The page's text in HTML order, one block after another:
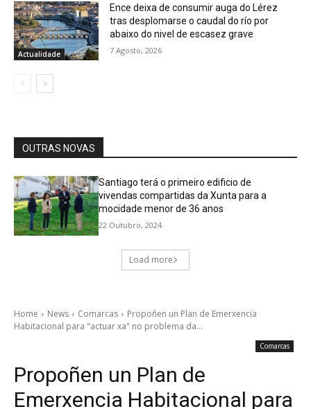
Actualidade
Ence deixa de consumir auga do Lérez
tras desplomarse o caudal do río por
abaixo do nivel de escasez grave
7 Agosto, 2026
OUTRAS NOVAS
Santiago terá o primeiro edificio de
vivendas compartidas da Xunta para a
mocidade menor de 36 anos
22 Outubro, 2024
Load more